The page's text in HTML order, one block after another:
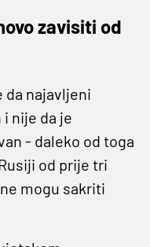
zavisiti od
da najavljeni
nije da je
- daleko od toga
od prije tri
mogu sakriti